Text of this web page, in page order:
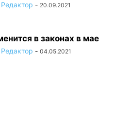
- 20.09.2021
в законах в мае
- 04.05.2021